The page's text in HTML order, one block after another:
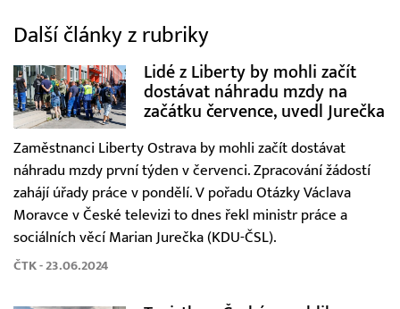
Další články z rubriky
Lidé z Liberty by mohli začít
dostávat náhradu mzdy na
začátku července, uvedl Jurečka
Zaměstnanci Liberty Ostrava by mohli začít dostávat
náhradu mzdy první týden v červenci. Zpracování žádostí
zahájí úřady práce v pondělí. V pořadu Otázky Václava
Moravce v České televizi to dnes řekl ministr práce a
sociálních věcí Marian Jurečka (KDU-ČSL).
ČTK - 23.06.2024